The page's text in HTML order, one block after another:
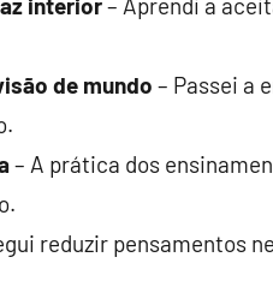
de mundo – Passei a
– A prática dos
reduzir pensamentos